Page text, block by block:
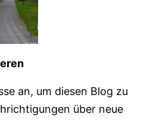
an, um diesen Blog zu
über neue